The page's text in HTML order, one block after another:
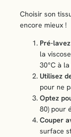
Choisir son
encore mieux !
Pré-
la
30°C à
Utilisez
pour ne
Optez
80) pour
Couper
surface